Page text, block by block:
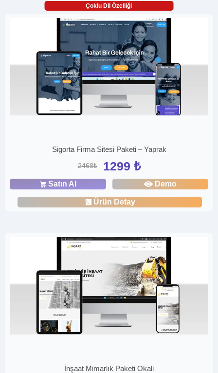
Çoklu Dil Özelliği
Sigorta Firma Sitesi Paketi – Yaprak
2468₺ 1299 ₺
Satın Al Demo
Ürün Detay
İnşaat Mimarlık Paketi Okali